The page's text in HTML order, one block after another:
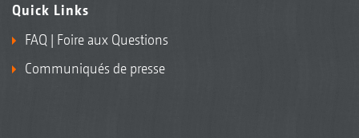
Quick Links
FAQ | Foire aux Questions
Communiqués de presse